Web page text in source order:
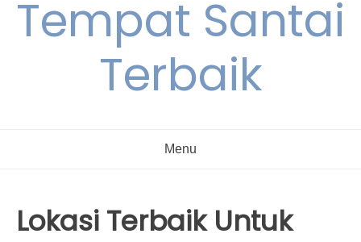
Tempat Santai
Terbaik
Menu
Lokasi Terbaik Untuk